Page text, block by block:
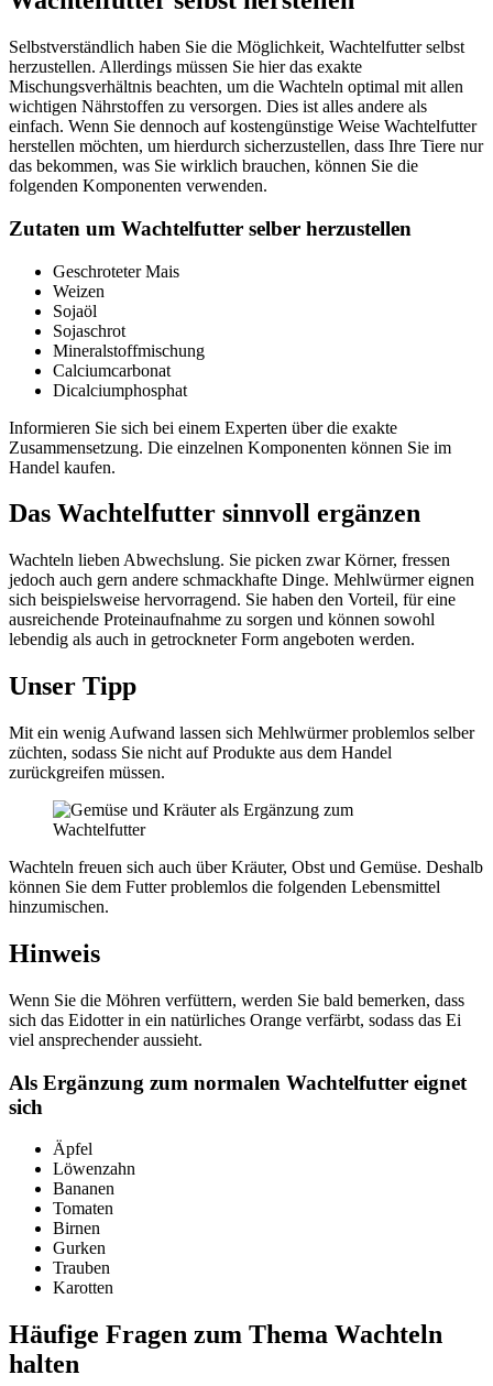
Selbstverständlich haben Sie die Möglichkeit, Wachtelfutter selbst
herzustellen. Allerdings müssen Sie hier das exakte
Mischungsverhältnis beachten, um die Wachteln optimal mit allen
wichtigen Nährstoffen zu versorgen. Dies ist alles andere als
einfach. Wenn Sie dennoch auf kostengünstige Weise Wachtelfutter
herstellen möchten, um hierdurch sicherzustellen, dass Ihre Tiere nur
das bekommen, was Sie wirklich brauchen, können Sie die
folgenden Komponenten verwenden.
Zutaten um Wachtelfutter selber herzustellen
Geschroteter Mais
Weizen
Sojaöl
Sojaschrot
Mineralstoffmischung
Calciumcarbonat
Dicalciumphosphat
Informieren Sie sich bei einem Experten über die exakte
Zusammensetzung. Die einzelnen Komponenten können Sie im
Handel kaufen.
Das Wachtelfutter sinnvoll ergänzen
Wachteln lieben Abwechslung. Sie picken zwar Körner, fressen
jedoch auch gern andere schmackhafte Dinge. Mehlwürmer eignen
sich beispielsweise hervorragend. Sie haben den Vorteil, für eine
ausreichende Proteinaufnahme zu sorgen und können sowohl
lebendig als auch in getrockneter Form angeboten werden.
Unser Tipp
Mit ein wenig Aufwand lassen sich Mehlwürmer problemlos selber
züchten, sodass Sie nicht auf Produkte aus dem Handel
zurückgreifen müssen.
Wachteln freuen sich auch über Kräuter, Obst und Gemüse. Deshalb
können Sie dem Futter problemlos die folgenden Lebensmittel
hinzumischen.
Hinweis
Wenn Sie die Möhren verfüttern, werden Sie bald bemerken, dass
sich das Eidotter in ein natürliches Orange verfärbt, sodass das Ei
viel ansprechender aussieht.
Als Ergänzung zum normalen Wachtelfutter eignet
sich
Äpfel
Löwenzahn
Bananen
Tomaten
Birnen
Gurken
Trauben
Karotten
Häufige Fragen zum Thema Wachteln
halten